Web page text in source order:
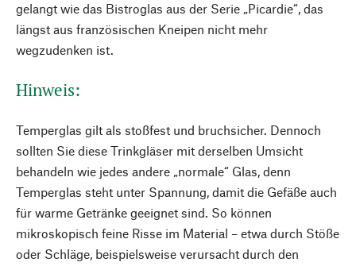
gelangt wie das Bistroglas aus der Serie „Picardie“, das
längst aus französischen Kneipen nicht mehr
wegzudenken ist.
Hinweis:
Temperglas gilt als stoßfest und bruchsicher. Dennoch
sollten Sie diese Trinkgläser mit derselben Umsicht
behandeln wie jedes andere „normale“ Glas, denn
Temperglas steht unter Spannung, damit die Gefäße auch
für warme Getränke geeignet sind. So können
mikroskopisch feine Risse im Material – etwa durch Stöße
oder Schläge, beispielsweise verursacht durch den